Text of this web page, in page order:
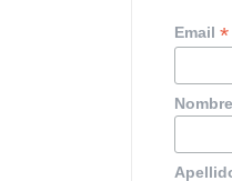
Email*
Nombre